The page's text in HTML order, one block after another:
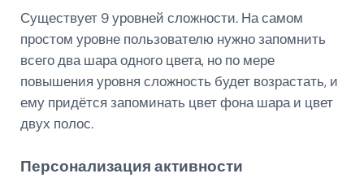
Существует 9 уровней сложности. На самом
простом уровне пользователю нужно запомнить
всего два шара одного цвета, но по мере
повышения уровня сложность будет возрастать, и
ему придётся запоминать цвет фона шара и цвет
двух полос.
Персонализация активности